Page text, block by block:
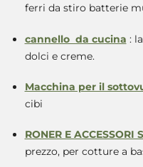
ferri da stiro batterie
cannello da cucina :
dolci e creme.
Macchina per il
cibi
RONER E ACCESSORI
prezzo, per cotture a